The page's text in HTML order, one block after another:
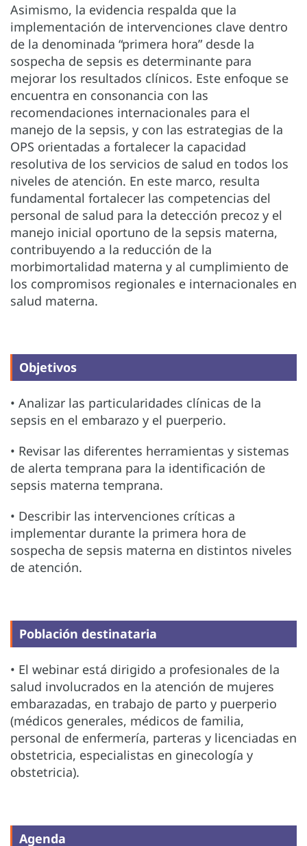
Asimismo, la evidencia respalda que la
implementación de intervenciones clave dentro
de la denominada “primera hora” desde la
sospecha de sepsis es determinante para
mejorar los resultados clínicos. Este enfoque se
encuentra en consonancia con las
recomendaciones internacionales para el
manejo de la sepsis, y con las estrategias de la
OPS orientadas a fortalecer la capacidad
resolutiva de los servicios de salud en todos los
niveles de atención. En este marco, resulta
fundamental fortalecer las competencias del
personal de salud para la detección precoz y el
manejo inicial oportuno de la sepsis materna,
contribuyendo a la reducción de la
morbimortalidad materna y al cumplimiento de
los compromisos regionales e internacionales en
salud materna.
Objetivos
• Analizar las particularidades clínicas de la
sepsis en el embarazo y el puerperio.
• Revisar las diferentes herramientas y sistemas
de alerta temprana para la identificación de
sepsis materna temprana.
• Describir las intervenciones críticas a
implementar durante la primera hora de
sospecha de sepsis materna en distintos niveles
de atención.
Población destinataria
• El webinar está dirigido a profesionales de la
salud involucrados en la atención de mujeres
embarazadas, en trabajo de parto y puerperio
(médicos generales, médicos de familia,
personal de enfermería, parteras y licenciadas en
obstetricia, especialistas en ginecología y
obstetricia).
Agenda